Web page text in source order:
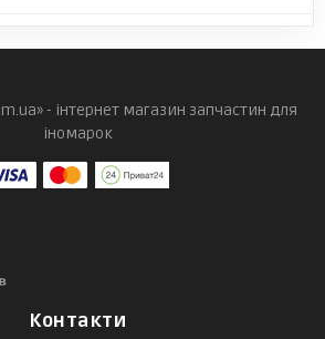
- інтернет магазин запчастин для
іномарок
Контакти